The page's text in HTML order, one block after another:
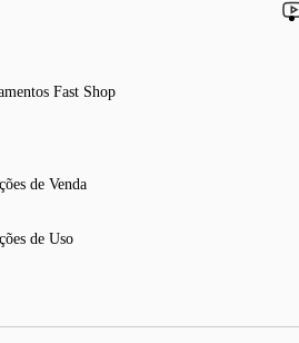
Fast Shop
de Venda
de Uso